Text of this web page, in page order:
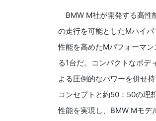
BMW M社が開発する高性
の走行を可能としたMハイ
性能を高めたMパフォーマ
る1台だ。コンパクトなボデ
よる圧倒的なパワーを併せ
コンセプトと約50：50の理
性能を実現し、BMW Mモデ